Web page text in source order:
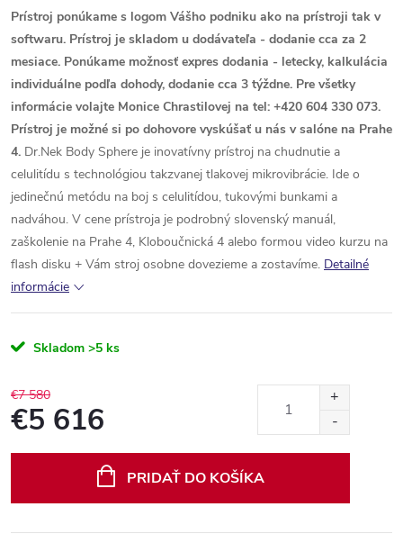
Prístroj ponúkame s logom Vášho podniku ako na prístroji tak v
softwaru. Prístroj je skladom u dodávateľa - dodanie cca za 2
mesiace. Ponúkame možnosť expres dodania - letecky, kalkulácia
individuálne podľa dohody, dodanie cca 3 týždne. Pre všetky
informácie volajte Monice Chrastilovej na tel: +420 604 330 073.
Prístroj je možné si po dohovore vyskúšať u nás v salóne na Prahe
4. Dr.Nek Body Sphere je inovatívny prístroj na chudnutie a
celulitídu s technológiou takzvanej tlakovej mikrovibrácie. Ide o
jedinečnú metódu na boj s celulitídou, tukovými bunkami a
nadváhou. V cene prístroja je podrobný slovenský manuál,
zaškolenie na Prahe 4, Kloboučnická 4 alebo formou video kurzu na
flash disku + Vám stroj osobne dovezieme a zostavíme. Detailné
informácie
Skladom >5 ks
€7 580
€5 616
PRIDAŤ DO KOŠÍKA